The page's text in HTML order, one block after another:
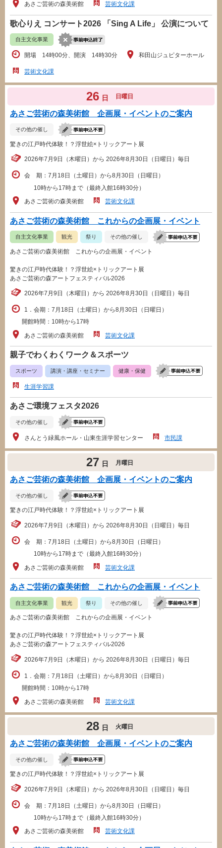
あさご芸術の森美術館
芸術文化課
歌心りえ コンサート2026 「Sing A Life」 公演について
自主文化事業
開場 14時00分、開演 14時30分 和田山ジュピターホール
芸術文化課
26 日 日曜日
あさご芸術の森美術館 企画展・イベントのご案内
その他の催し
驚きの江戸時代体験！？浮世絵×トリックアート展
2026年7月9日（木曜日）から 2026年8月30日（日曜日）毎日
会 期：7月18日（土曜日）から8月30日（日曜日）
10時から17時まで（最終入館16時30分）
あさご芸術の森美術館
芸術文化課
あさご芸術の森美術館 これからの企画展・イベント
自主文化事業 観光 祭り その他の催し
あさご芸術の森美術館 これからの企画展・イベント
驚きの江戸時代体験！？浮世絵×トリックアート展
あさご芸術の森アートフェスティバル2026
2026年7月9日（木曜日）から 2026年8月30日（日曜日）毎日
1．会期：7月18日（土曜日）から8月30日（日曜日）
開館時間：10時から17時
あさご芸術の森美術館
芸術文化課
親子でわくわくワーク＆スポーツ
スポーツ 講演・講座・セミナー 健康・保健
生涯学習課
あさご環境フェスタ2026
その他の催し
さんとう緑風ホール・山東生涯学習センター 市民課
27 日 月曜日
あさご芸術の森美術館 企画展・イベントのご案内
その他の催し
驚きの江戸時代体験！？浮世絵×トリックアート展
2026年7月9日（木曜日）から 2026年8月30日（日曜日）毎日
会 期：7月18日（土曜日）から8月30日（日曜日）
10時から17時まで（最終入館16時30分）
あさご芸術の森美術館
芸術文化課
あさご芸術の森美術館 これからの企画展・イベント
自主文化事業 観光 祭り その他の催し
あさご芸術の森美術館 これからの企画展・イベント
驚きの江戸時代体験！？浮世絵×トリックアート展
あさご芸術の森アートフェスティバル2026
2026年7月9日（木曜日）から 2026年8月30日（日曜日）毎日
1．会期：7月18日（土曜日）から8月30日（日曜日）
開館時間：10時から17時
あさご芸術の森美術館
芸術文化課
28 日 火曜日
あさご芸術の森美術館 企画展・イベントのご案内
その他の催し
驚きの江戸時代体験！？浮世絵×トリックアート展
2026年7月9日（木曜日）から 2026年8月30日（日曜日）毎日
会 期：7月18日（土曜日）から8月30日（日曜日）
10時から17時まで（最終入館16時30分）
あさご芸術の森美術館
芸術文化課